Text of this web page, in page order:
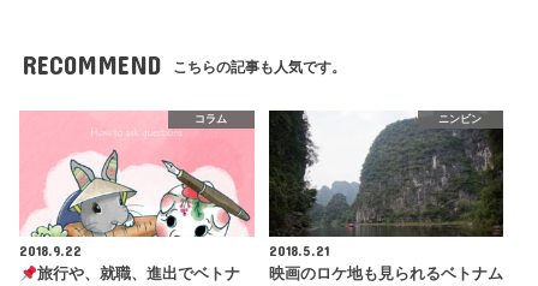
RECOMMEND こちらの記事も人気です。
コラム
2018.9.22
旅行や、就職、進出でベトナ
ニンビン
2018.5.21
映画のロケ地も見られるベトナム